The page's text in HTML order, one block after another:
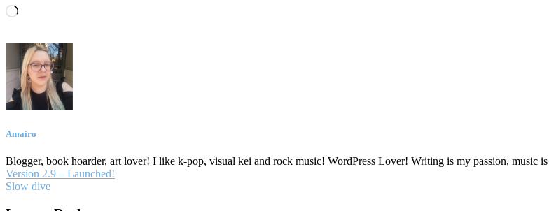
Loading…
Amairo
Blogger, book hoarder, art lover! I like k-pop, visual kei and rock music! WordPress Lover! Writing is my passion, music
Post
navigation
Version 2.9 – Launched!
Slow dive